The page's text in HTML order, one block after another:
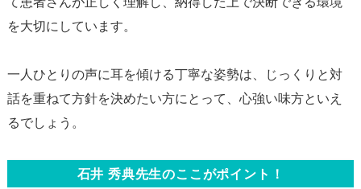
を大切にしています。
一人ひとりの声に耳を傾ける丁寧な姿勢は、じっくりと対
話を重ねて方針を決めたい方にとって、心強い味方といえ
石井 秀典先生のここがポイント！